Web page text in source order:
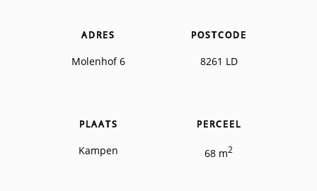
ADRES
Molenhof 6
POSTCODE
8261 LD
PLAATS
Kampen
PERCEEL
68 m2